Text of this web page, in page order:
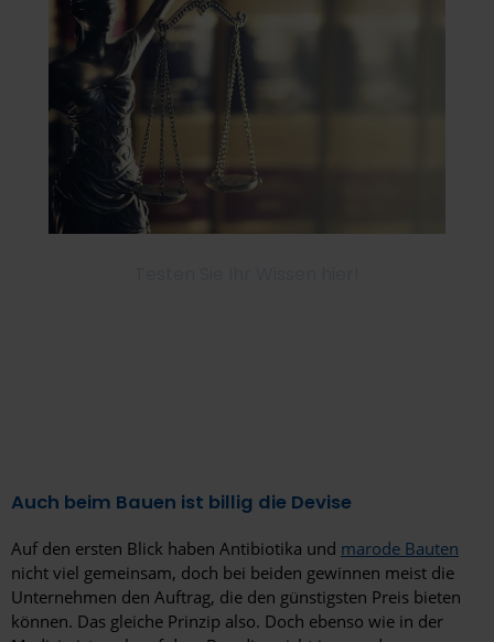
Auch beim Bauen ist billig die Devise
Auf den ersten Blick haben Antibiotika und marode Bauten
nicht viel gemeinsam, doch bei beiden gewinnen meist die
Unternehmen den Auftrag, die den günstigsten Preis bieten
können. Das gleiche Prinzip also. Doch ebenso wie in der